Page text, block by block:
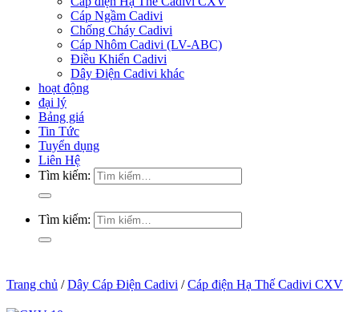
Cáp Ngầm Cadivi
Chống Cháy Cadivi
Cáp Nhôm Cadivi (LV-ABC)
Điều Khiển Cadivi
Dây Điện Cadivi khác
hoạt động
đại lý
Bảng giá
Tin Tức
Tuyển dụng
Liên Hệ
Tìm kiếm:
Tìm kiếm:
Trang chủ / Dây Cáp Điện Cadivi / Cáp điện Hạ Thế Cadivi CXV